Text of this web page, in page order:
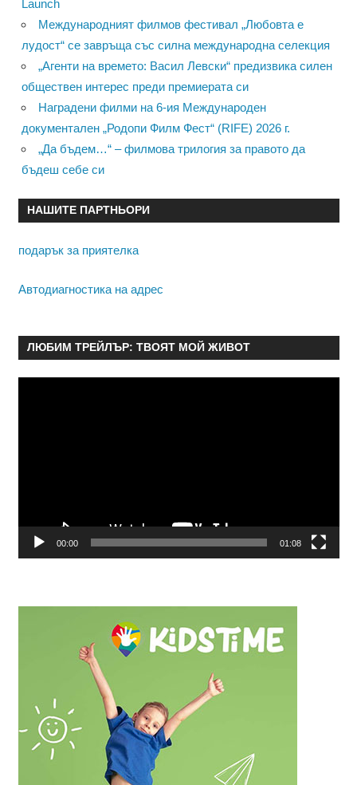
Launch
Международният филмов фестивал „Любовта е
лудост“ се завръща със силна международна селекция
„Агенти на времето: Васил Левски“ предизвика силен
обществен интерес преди премиерата си
Наградени филми на 6-ия Международен
документален „Родопи Филм Фест“ (RIFE) 2026 г.
„Да бъдем…“ – филмова трилогия за правото да
бъдеш себе си
НАШИТЕ ПАРТНЬОРИ
подарък за приятелка
Автодиагностика на адрес
ЛЮБИМ ТРЕЙЛЪР: ТВОЯТ МОЙ ЖИВОТ
00:00 01:08